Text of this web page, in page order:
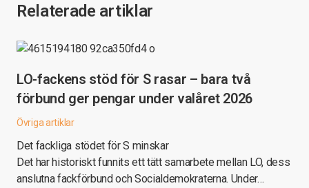
Relaterade artiklar
LO-fackens stöd för S rasar – bara två
förbund ger pengar under valåret 2026
Övriga artiklar
Det fackliga stödet för S minskar
Det har historiskt funnits ett tätt samarbete mellan LO, dess
anslutna fackförbund och Socialdemokraterna. Under…